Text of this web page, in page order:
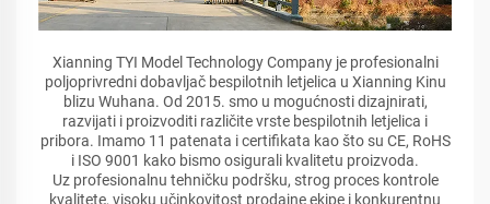
Xianning TYI Model Technology Company je profesionalni
poljoprivredni dobavljač bespilotnih letjelica u Xianning Kinu
blizu Wuhana. Od 2015. smo u mogućnosti dizajnirati,
razvijati i proizvoditi različite vrste bespilotnih letjelica i
pribora. Imamo 11 patenata i certifikata kao što su CE, RoHS
i ISO 9001 kako bismo osigurali kvalitetu proizvoda.
Uz profesionalnu tehničku podršku, strog proces kontrole
kvalitete, visoku učinkovitost prodajne ekipe i konkurentnu